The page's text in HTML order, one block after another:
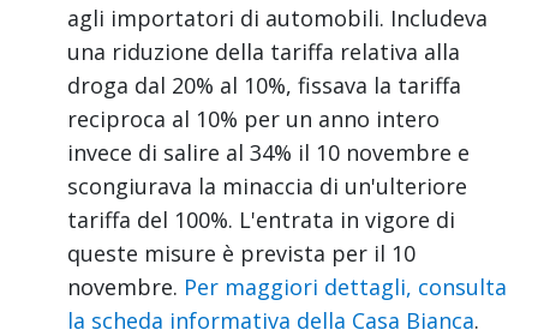
agli importatori di automobili. Includeva
una riduzione della tariffa relativa alla
droga dal 20% al 10%, fissava la tariffa
reciproca al 10% per un anno intero
invece di salire al 34% il 10 novembre e
scongiurava la minaccia di un'ulteriore
tariffa del 100%. L'entrata in vigore di
queste misure è prevista per il 10
novembre. Per maggiori dettagli, consulta
la scheda informativa della Casa Bianca.